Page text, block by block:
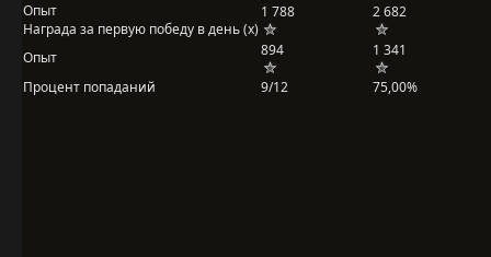
Опыт
Награда за первую победу в день (x)
1 788 2 682
Опыт 894
1 341
Процент попаданий
9/12 75,00%